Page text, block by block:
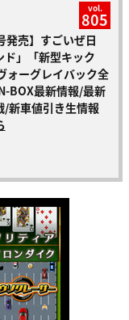
vol.
805
発売】すごいぜ日
ド」「新型キック
ォーグレイバック全
BOX最新情報/最新
/新車値引き生情報